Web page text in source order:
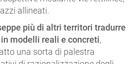
allineati.
più di altri territori tradurre
modelli reali e concreti,
una sorta di palestra